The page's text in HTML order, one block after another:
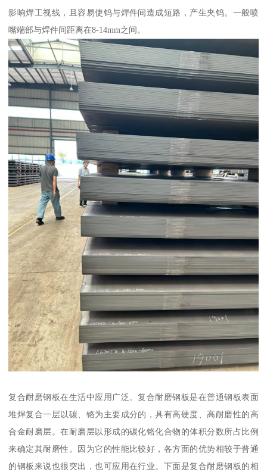
影响焊工视线，且容易使钨与焊件间造成短路，产生夹钨。一般喷
嘴端部与焊件间距离在8-14mm之间。
复合耐磨钢板在生活中应用广泛。复合耐磨钢板是在普通钢板表面
堆焊复合一层以碳、铬为主要成分的，具有高硬度、高耐磨性的高
合金耐磨层。在耐磨层以形成的碳化铬化合物的体积分数所占比例
来确定其耐磨性。因为它的性能比较好，各方面的优势相较于普通
的钢板来说也很突出，也可应用在行业。下面是复合耐磨钢板的相